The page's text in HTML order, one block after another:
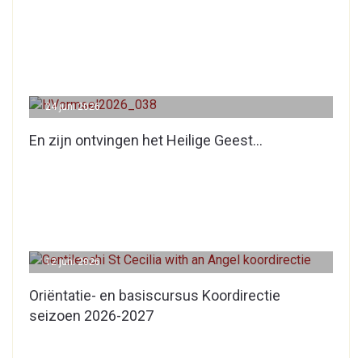
En zijn ontvingen het Heilige Geest…
24 juni 2026
Oriëntatie- en basiscursus Koordirectie
seizoen 2026-2027
12 juni 2026